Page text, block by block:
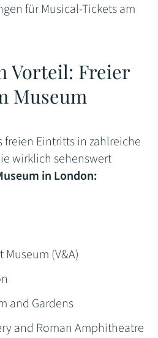
für Musical-Tickets am
Vorteil: Freier
Museum
freien Eintritts in zahlreiche
wirklich sehenswert
in London:
(V&A)
and Gardens
and Roman Amphitheatre